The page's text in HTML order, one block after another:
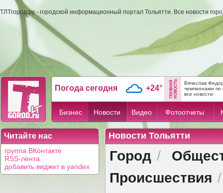
ТЛТгород.ру - городской информационный портал Тольятти. Все новости
Погода сегодня +24°
Вячеслав
чемпионами по
все новости
Бизнес Новости Видео Фотоотчеты
Читайте нас
группа ВКонтакте
RSS-лента
добавить виджет в yandex
Новости Тольятти
Город /
Происшествия